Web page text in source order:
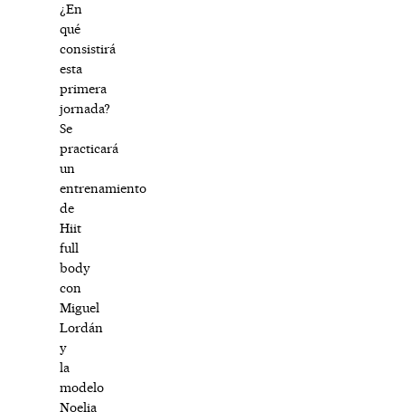
¿En
qué
consistirá
esta
primera
jornada?
Se
practicará
un
entrenamiento
de
Hiit
full
body
con
Miguel
Lordán
y
la
modelo
Noelia